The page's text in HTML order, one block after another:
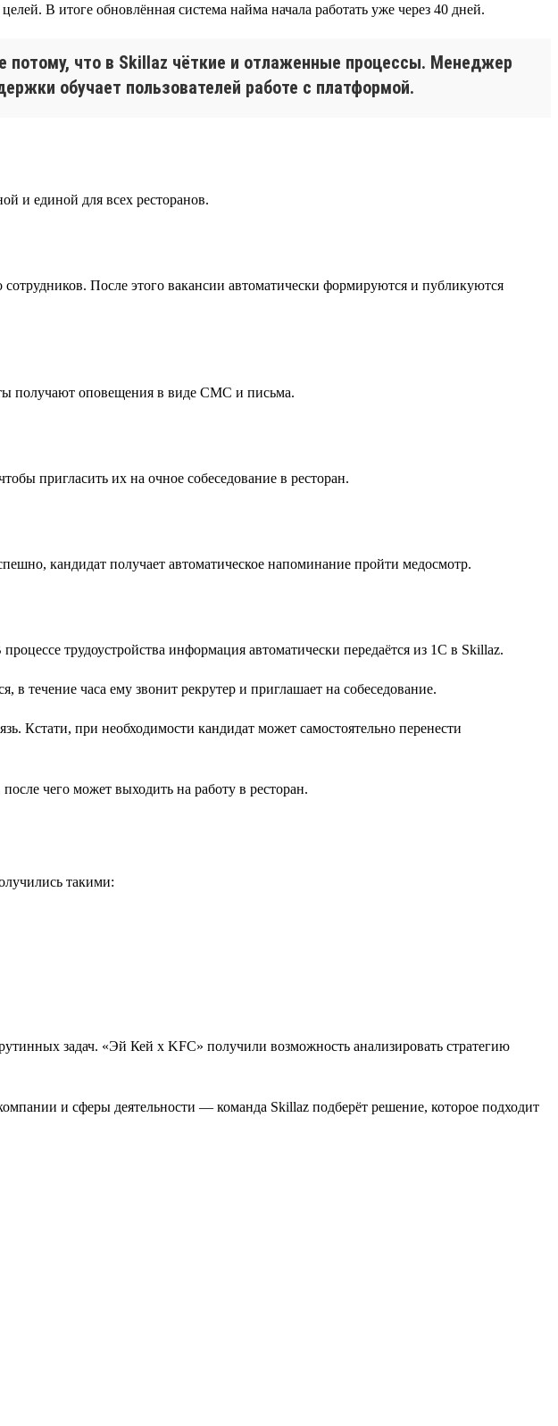
В итоге обновлённая система найма начала работать уже через 40 дней.
потому, что в Skillaz чёткие и отлаженные процессы. Менеджер
обучает пользователей работе с платформой.
и единой для всех ресторанов.
После этого вакансии автоматически формируются и публикуются
получают оповещения в виде СМС и письма.
пригласить их на очное собеседование в ресторан.
кандидат получает автоматическое напоминание пройти медосмотр.
трудоустройства информация автоматически передаётся из 1C в Skillaz.
течение часа ему звонит рекрутер и приглашает на собеседование.
Кстати, при необходимости кандидат может самостоятельно перенести
чего может выходить на работу в ресторан.
такими:
задач. «Эй Кей x KFC» получили возможность анализировать стратегию
и сферы деятельности — команда Skillaz подберёт решение, которое подходит